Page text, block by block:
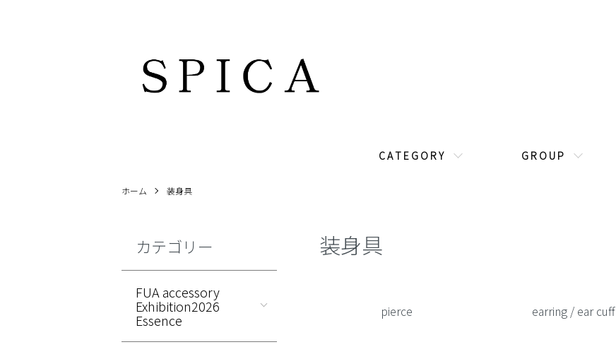
C A T E G O R Y G R O U P
ホーム 装身具
装身具
pierce
earring / ear cuff
カテゴリー
FUA accessory
Exhibition2026
Essence